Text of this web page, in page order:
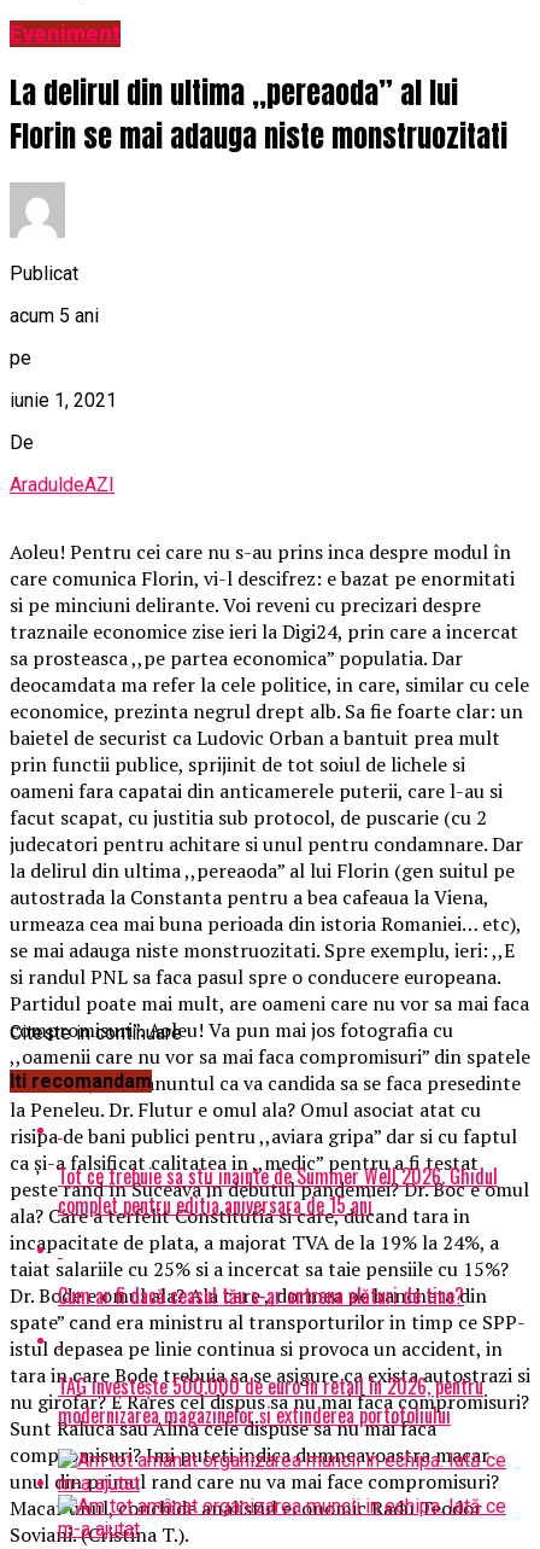
Eveniment
La delirul din ultima ,,pereaoda” al lui
Florin se mai adauga niste monstruozitati
Publicat
acum 5 ani
pe
iunie 1, 2021
De
AraduldeAZI
Aoleu! Pentru cei care nu s-au prins inca despre modul în
care comunica Florin, vi-l descifrez: e bazat pe enormitati
si pe minciuni delirante. Voi reveni cu precizari despre
traznaile economice zise ieri la Digi24, prin care a incercat
sa prosteasca ,,pe partea economica” populatia. Dar
deocamdata ma refer la cele politice, in care, similar cu cele
economice, prezinta negrul drept alb. Sa fie foarte clar: un
baietel de securist ca Ludovic Orban a bantuit prea mult
prin functii publice, sprijinit de tot soiul de lichele si
oameni fara capatai din anticamerele puterii, care l-au si
facut scapat, cu justitia sub protocol, de puscarie (cu 2
judecatori pentru achitare si unul pentru condamnare. Dar
la delirul din ultima ,,pereaoda” al lui Florin (gen suitul pe
autostrada la Constanta pentru a bea cafeaua la Viena,
urmeaza cea mai buna perioada din istoria Romaniei… etc),
se mai adauga niste monstruozitati. Spre exemplu, ieri: ,,E
si randul PNL sa faca pasul spre o conducere europeana.
Partidul poate mai mult, are oameni care nu vor sa mai faca
compromisuri”. Aoleu! Va pun mai jos fotografia cu
,,oamenii care nu vor sa mai faca compromisuri” din spatele
lui Florin, de la anuntul ca va candida sa se faca presedinte
la Peneleu. Dr. Flutur e omul ala? Omul asociat atat cu
risipa de bani publici pentru ,,aviara gripa” dar si cu faptul
ca și-a falsificat calitatea in ,,medic” pentru a fi testat
peste rand în Suceava in debutul pandemiei? Dr. Boc e omul
ala? Care a terfelit Constitutia si care, ducand tara in
incapacitate de plata, a majorat TVA de la 19% la 24%, a
taiat salariile cu 25% si a incercat sa taie pensiile cu 15%?
Dr. Bode e omul ala? Ala care ,,dormea pe bancheta din
spate” cand era ministru al transporturilor in timp ce SPP-
istul depasea pe linie continua si provoca un accident, in
tara in care Bode trebuia sa se asigure ca exista autostrazi si
nu girofar? E Rares cel dispus sa nu mai faca compromisuri?
Sunt Raluca sau Alina cele dispuse sa nu mai faca
compromisuri? Imi puteti indica dumneavoastra macar
unul din primul rand care nu va mai face compromisuri?
Macar unul, conchide analistul economic Radu Teodor
Soviani. (Cristina T.).
Citeste in continuare
Iti recomandam
Tot ce trebuie sa stii inainte de Summer Well 2026. Ghidul
complet pentru editia aniversara de 15 ani
Cum ar fi dacă ceasul tău s-ar antrena alături de tine?
TAG investește 500.000 de euro în retail în 2026, pentru
modernizarea magazinelor și extinderea portofoliului